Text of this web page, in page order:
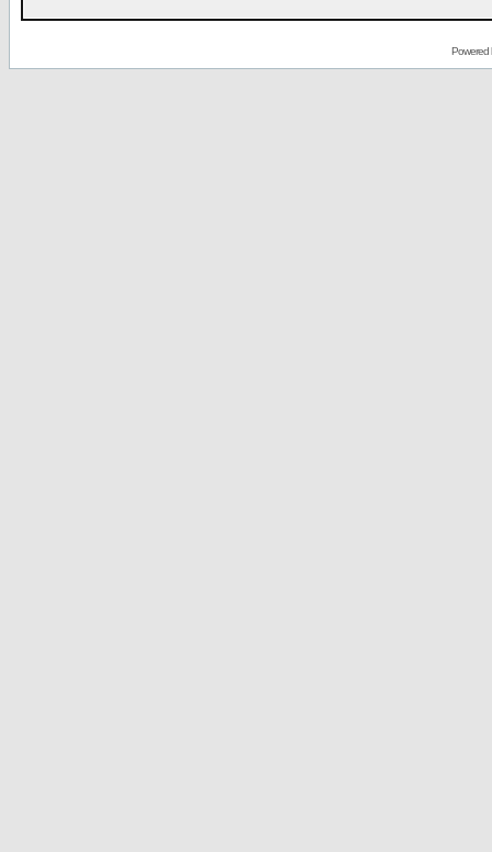
Powered